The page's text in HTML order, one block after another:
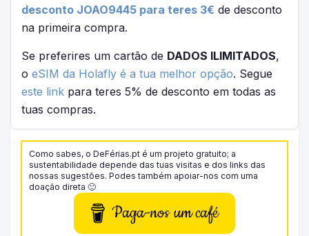
desconto JOAO9445 para teres 3€ de desconto
na primeira compra.
Se preferires um cartão de DADOS ILIMITADOS,
o eSIM da Holafly é a tua melhor opção. Segue
este link para teres 5% de desconto em todas as
tuas compras.
Como sabes, o DeFérias.pt é um projeto gratuito; a
sustentabilidade depende das tuas visitas e dos links das
nossas sugestões. Podes também apoiar-nos com uma
doação direta 🙂
Paga-nos um café